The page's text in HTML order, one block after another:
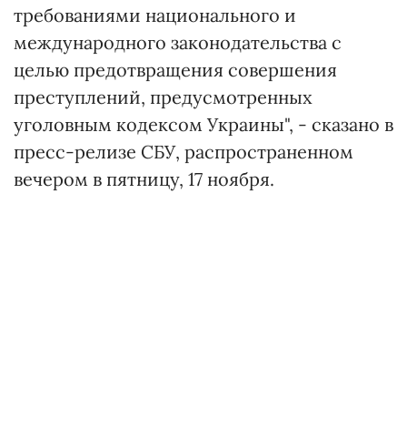
требованиями национального и
международного законодательства с
целью предотвращения совершения
преступлений, предусмотренных
уголовным кодексом Украины", - сказано в
пресс-релизе СБУ, распространенном
вечером в пятницу, 17 ноября.